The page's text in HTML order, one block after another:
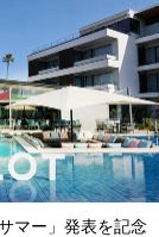
マー」発表を記念